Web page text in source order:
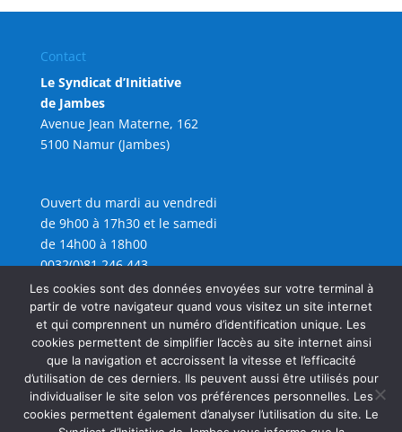
Contact
Le Syndicat d’Initiative
de Jambes
Avenue Jean Materne, 162
5100 Namur (Jambes)
Ouvert du mardi au vendredi
de 9h00 à 17h30 et le samedi
de 14h00 à 18h00
0032(0)81 246 443
info@sijambes.be
Les cookies sont des données envoyées sur votre terminal à
partir de votre navigateur quand vous visitez un site internet
et qui comprennent un numéro d’identification unique. Les
cookies permettent de simplifier l’accès au site internet ainsi
que la navigation et accroissent la vitesse et l’efficacité
d’utilisation de ces derniers. Ils peuvent aussi être utilisés pour
individualiser le site selon vos préférences personnelles. Les
cookies permettent également d’analyser l’utilisation du site. Le